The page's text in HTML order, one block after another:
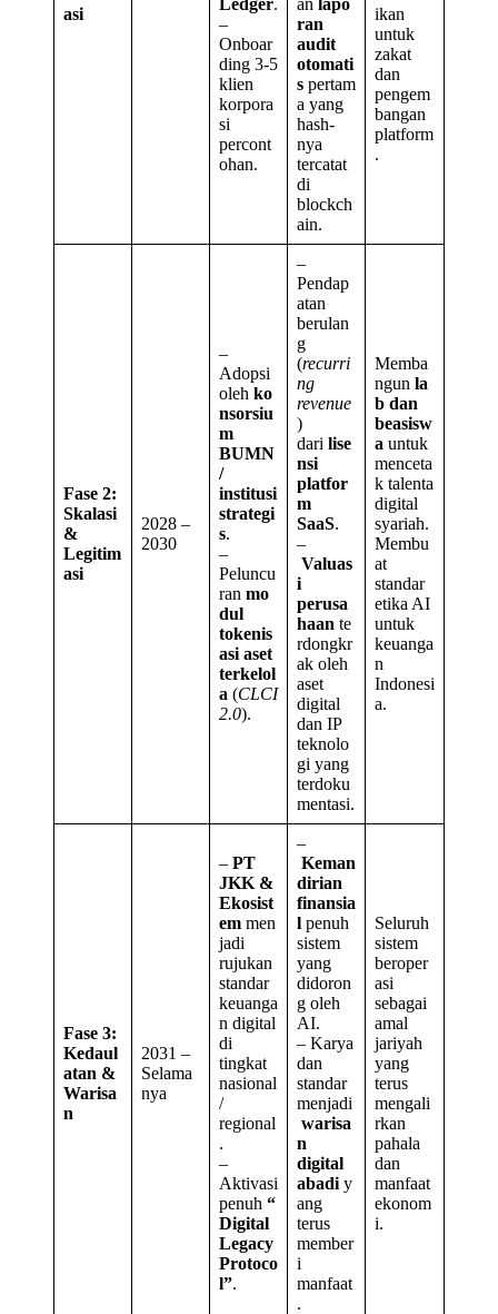
asi
Ledger.
–
Onboar
ding 3-5
klien
korpora
si
percont
ohan.
an lapo
ran
audit
otomati
s pertam
a yang
hash-
nya
tercatat
di
blockch
ain.
ikan
untuk
zakat
dan
pengem
bangan
platform
.
Fase 2:
Skalasi
&
Legitim
asi
2028 –
2030
–
Adopsi
oleh ko
nsorsiu
m
BUMN
/
institusi
strategi
s.
–
Peluncu
ran mo
dul
tokenis
asi aset
terkelol
a (CLCI
2.0).
–
Pendap
atan
berulan
g
(recurri
ng
revenue
)
dari lise
nsi
platfor
m
SaaS.
–
Valuas
i
perusa
haan te
rdongkr
ak oleh
aset
digital
dan IP
teknolo
gi yang
terdoku
mentasi.
Memba
ngun la
b dan
beasisw
a untuk
menceta
k talenta
digital
syariah.
Membu
at
standar
etika AI
untuk
keuanga
n
Indonesi
a.
Fase 3:
Kedaul
atan &
Warisa
n
2031 –
Selama
nya
– PT
JKK &
Ekosist
em men
jadi
rujukan
standar
keuanga
n digital
di
tingkat
nasional
/
regional
.
–
Aktivasi
penuh “
Digital
Legacy
Protoco
l”.
–
Keman
dirian
finansia
l penuh
sistem
yang
didoron
g oleh
AI.
– Karya
dan
standar
menjadi
warisa
n
digital
abadi y
ang
terus
member
i
manfaat
.
Seluruh
sistem
beroper
asi
sebagai
amal
jariyah
yang
terus
mengali
rkan
pahala
dan
manfaat
ekonom
i.